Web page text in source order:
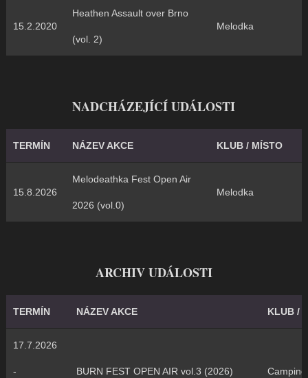
15.2.2020
Heathen Assault over Brno
(vol. 2)
Melodka
NADCHÁZEJÍCÍ UDÁLOSTI
TERMÍN NÁZEV AKCE KLUB / MÍSTO
15.8.2026
Melodeathka Fest Open Air
2026 (vol.0)
Melodka
ARCHIV UDÁLOSTI
TERMÍN NÁZEV AKCE KLUB /
17.7.2026
- BURN FEST OPEN AIR vol.3 (2026)